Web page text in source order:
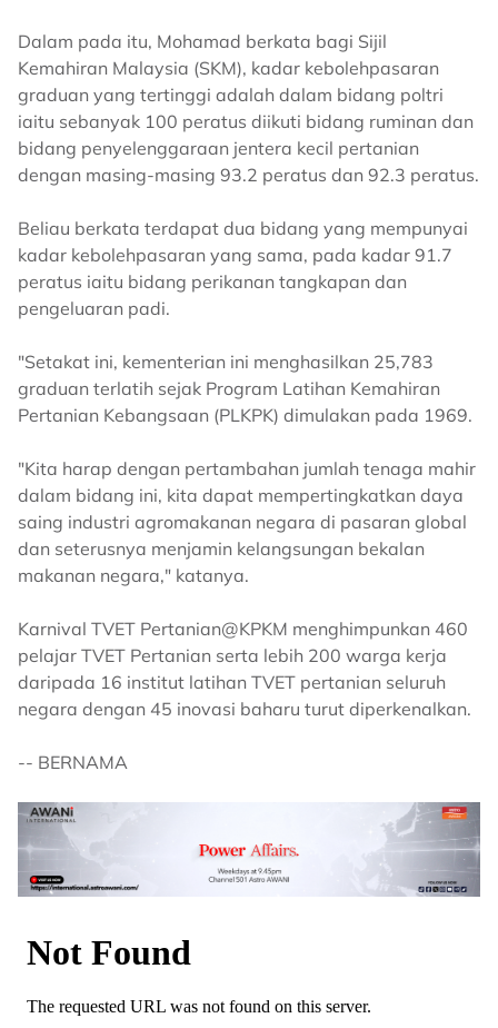
Dalam pada itu, Mohamad berkata bagi Sijil
Kemahiran Malaysia (SKM), kadar kebolehpasaran
graduan yang tertinggi adalah dalam bidang poltri
iaitu sebanyak 100 peratus diikuti bidang ruminan dan
bidang penyelenggaraan jentera kecil pertanian
dengan masing-masing 93.2 peratus dan 92.3 peratus.
Beliau berkata terdapat dua bidang yang mempunyai
kadar kebolehpasaran yang sama, pada kadar 91.7
peratus iaitu bidang perikanan tangkapan dan
pengeluaran padi.
"Setakat ini, kementerian ini menghasilkan 25,783
graduan terlatih sejak Program Latihan Kemahiran
Pertanian Kebangsaan (PLKPK) dimulakan pada 1969.
"Kita harap dengan pertambahan jumlah tenaga mahir
dalam bidang ini, kita dapat mempertingkatkan daya
saing industri agromakanan negara di pasaran global
dan seterusnya menjamin kelangsungan bekalan
makanan negara," katanya.
Karnival TVET Pertanian@KPKM menghimpunkan 460
pelajar TVET Pertanian serta lebih 200 warga kerja
daripada 16 institut latihan TVET pertanian seluruh
negara dengan 45 inovasi baharu turut diperkenalkan.
-- BERNAMA